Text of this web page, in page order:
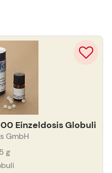
Einzeldosis Globuli
GmbH
g